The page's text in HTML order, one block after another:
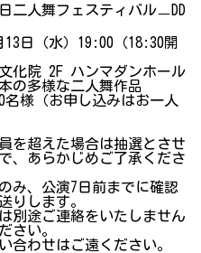
二人舞フェスティバルㅡDD
13日（水）19:00（18:30開
化院 2F ハンマダンホール
の多様な二人舞作品
名様（お申し込みはお一人
を超えた場合は抽選とさせ
、あらかじめご了承くださ
み、公演7日前までに確認
りします。
別途ご連絡をいたしません
さい。
合わせはご遠ください。